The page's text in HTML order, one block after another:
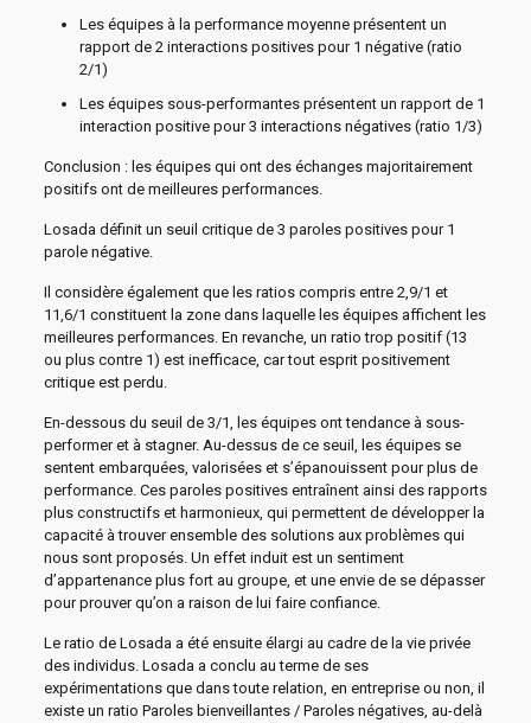
Les équipes à la performance moyenne présentent un
rapport de 2 interactions positives pour 1 négative (ratio
2/1)
Les équipes sous-performantes présentent un rapport de 1
interaction positive pour 3 interactions négatives (ratio 1/3)
Conclusion : les équipes qui ont des échanges majoritairement
positifs ont de meilleures performances.
Losada définit un seuil critique de 3 paroles positives pour 1
parole négative.
Il considère également que les ratios compris entre 2,9/1 et
11,6/1 constituent la zone dans laquelle les équipes affichent les
meilleures performances. En revanche, un ratio trop positif (13
ou plus contre 1) est inefficace, car tout esprit positivement
critique est perdu.
En-dessous du seuil de 3/1, les équipes ont tendance à sous-
performer et à stagner. Au-dessus de ce seuil, les équipes se
sentent embarquées, valorisées et s’épanouissent pour plus de
performance. Ces paroles positives entraînent ainsi des rapports
plus constructifs et harmonieux, qui permettent de développer la
capacité à trouver ensemble des solutions aux problèmes qui
nous sont proposés. Un effet induit est un sentiment
d’appartenance plus fort au groupe, et une envie de se dépasser
pour prouver qu’on a raison de lui faire confiance.
Le ratio de Losada a été ensuite élargi au cadre de la vie privée
des individus. Losada a conclu au terme de ses
expérimentations que dans toute relation, en entreprise ou non, il
existe un ratio Paroles bienveillantes / Paroles négatives, au-delà